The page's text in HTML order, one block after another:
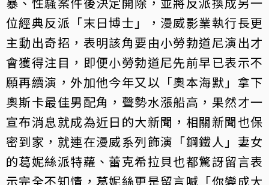
位經典反派「末日博士」，漫威影業執行長更
主動出奇招，表明該角要由小勞勃道尼演出才
會獲得注目，即便小勞勃道尼先前早已表示不
願再續演，外加他今年又以「奧本海默」拿下
奧斯卡最佳男配角，聲勢水漲船高，果然才一
宣布消息就成為近日的大新聞，相關新聞也保
密到家，就連在漫威系列飾演「鋼鐵人」妻女
的葛妮絲派特蘿、蕾克希拉貝也都驚訝留言表
示完全不知情，葛妮絲更是留言喊「你變成大